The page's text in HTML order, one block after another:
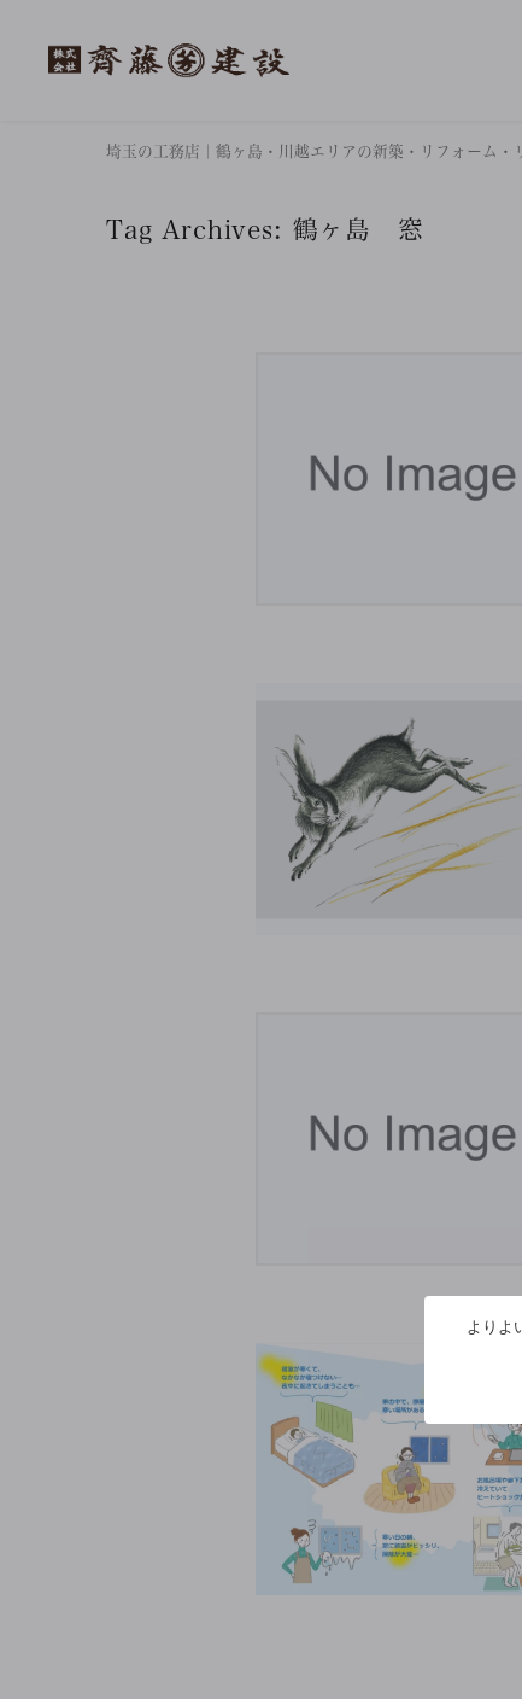
埼玉の工務店｜鶴ヶ島・川越エリアの新築・リフォーム・
Tag Archives: 鶴ヶ島 窓
よりよ